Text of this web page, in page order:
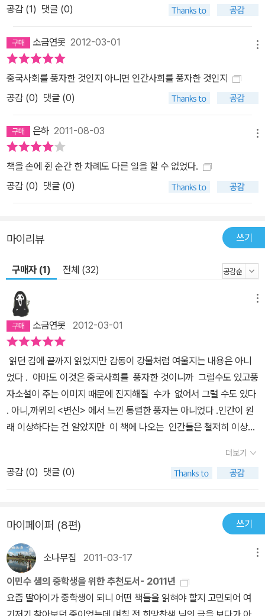
아팠다. 선생님은 매일 엄청난 시간을 수학 수업에 할애했다. 그녀가
끊임없이 반복하는 숫자들을 보면 지겹기 그지없었다. 내가 맑은 물
을 담는 큰 그릇이라면, 먀오즈 선생님은 그 그릇에 푸른 먹물을 부어
넣는 사람이었다. 하지만 그릇에 작은 구멍이 뚫려 있어서 푸른 먹물
이 조금씩 새어 나간다는 사실을 그녀는 알지 못했다. - 본문 212쪽
어느 날, 류웨는 나를 집으로 초대한다. 그곳에는 말을 하지 못하는 여
해 주고, 슬픈 눈빛으로 나를 지켜보더니 급기야 나를 안고 울기까지
한다. 나는 그녀의 품에서 아주 익숙한 체취를 느낀다. 류웨는 그녀가
지하 세계에서 유일하게 나를 이해해 주던 누나였다는 사실을 알려준
를 치러야 했던 것이다. 게다가 류웨는 더욱 충격적인 사실을 얘기해
누나를 다시 만난 기쁨도 잠시, 류웨는 나를 시장으로 데려간다. 거기
에는 털이 뻣뻣하게 선 개가죽이 즐비하게 진열되어 있다. 그 중에서
색 가죽을 쓰다듬는다. 그러자 뻣뻣하게 서 있던 털이 그제야 순하게
눕는다. 그것은 다름 아닌 아빠의 가죽이었던 것이다. 대체 인간들은
우리 가족에게 무슨 짓을 한 것인가. 나는 주체할 수 없는 분노에 휩싸
인다. 나는 손을 뻗어 흑회색 털가죽을 쓸어내렸다. 내 손길이 지난 자
리를 따라 털이 순하게 눕기 시작했다. 그때 내 귀에 탄식 소리가 들려
왔다. 눈물이 털가죽 위로 떨어졌다. 나는 아빠에게 이별을 고했다. 지
켜보던 상인의 작은 눈이 콩알처럼 동그래졌다. “너 잠깐만, 가지 말
고, 잠깐 기다려! 나에게 이런 가죽이 더 있는데, 네가 그 털가죽들도
만져 줄 수 없을까? 그럼 더 비싸게 팔 수 있거든. 내가 네 몫으로 삼
퍼센트를 떼어 줄게! 얘, 가지 말고, 자, 내가 오 퍼센트 떼어 주면 되
아 내는 그 상인의 얼굴에 침을 뱉었다. 망연자실한 마음으로 천천히
도시를 돌았다. 그러다가 결국, 한 맨홀 뚜껑 앞에서 나는 통곡했다. -
본문 298쪽 나는 인간인가, 개인가, 그것이 문제로다! 이렇듯 개의
만이 난무한다. 또한 자신의 존재나 삶의 가치에 대해 깊은 고민 없이
만 창신강은 실소를 터뜨리게 하는 상황 설정과 발랄한 화법 등을 적
절하게 사용해 시종일관 유머러스한 톤을 유지한다. 다소 무거울 수
있는 주제를 오히려 재기발랄하게 표현함으로써 흥미와 감동을 동시
에 선사하는 것이다. 결국 이 책은 ‘지금 여기’를 살아가는 ‘우리’에게
공감 (1) 댓글 (0)
소금연못 2012-03-01
중국사회를 풍자한 것인지 아니면 인간사회를 풍자한 것인지
공감 (0) 댓글 (0)
은하 2011-08-03
책을 손에 쥔 순간 한 차례도 다른 일을 할 수 없었다.
공감 (0) 댓글 (0)
마이리뷰 쓰기
구매자 (1) 전체 (32)
소금연못 2012-03-01
읽던 김에 끝까지 읽었지만 감동이 강물처럼 여울지는 내용은 아니
었다 . 아마도 이것은 중국사회를 풍자한 것이니까 그럴수도 있고풍
자소설이 주는 이미지 때문에 진지해질 수가 없어서 그럴 수도 있다
. 아니,까뮈의 <변신> 에서 느낀 통렬한 풍자는 아니었다 .인간이 원
래 이상하다는 건 알았지만 이 책에 나오는 인간들은 철저히 이상한
인데<개> 가 인간의 심리를 알 길이 없어서다 . 좀 더 인간의 허위의
식을 알려주려면작가전지적 시점으로 묘사해야 인간이 이렇게 더리
~ 하고 위선적이다~ 하는 걸사실서있게 표현할 수 있지 않았을가 아
더보기
공감 (0) 댓글 (0)
마이페이퍼 (8편) 쓰기
소나무집 2011-03-17
이민수 샘의 중학생을 위한 추천도서- 2011년
요즘 딸아이가 중학생이 되니 어떤 책들을 읽혀야 할지 고민되어 여